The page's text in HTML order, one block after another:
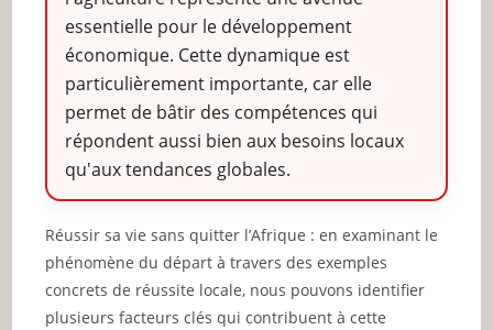
essentielle pour le développement
économique. Cette dynamique est
particulièrement importante, car elle
permet de bâtir des compétences qui
répondent aussi bien aux besoins locaux
qu'aux tendances globales.
Réussir sa vie sans quitter l’Afrique : en examinant le
phénomène du départ à travers des exemples
concrets de réussite locale, nous pouvons identifier
plusieurs facteurs clés qui contribuent à cette